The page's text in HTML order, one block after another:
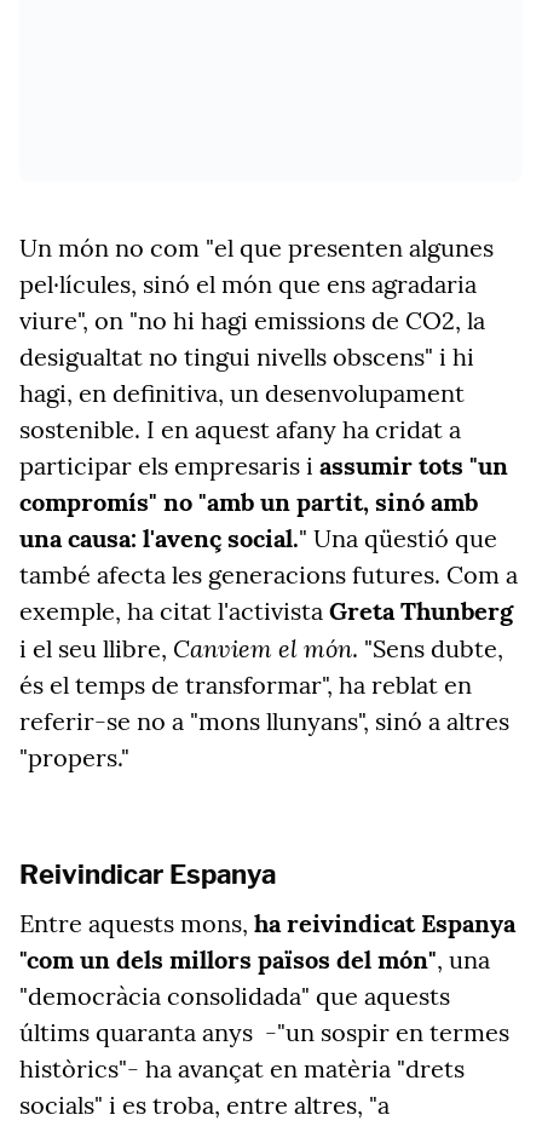
Un món no com "el que presenten algunes
pel·lícules, sinó el món que ens agradaria
viure", on "no hi hagi emissions de CO2, la
desigualtat no tingui nivells obscens" i hi
hagi, en definitiva, un desenvolupament
sostenible. I en aquest afany ha cridat a
participar els empresaris i assumir tots "un
compromís" no "amb un partit, sinó amb
una causa: l'avenç social." Una qüestió que
també afecta les generacions futures. Com a
exemple, ha citat l'activista Greta Thunberg
i el seu llibre, Canviem el món. "Sens dubte,
és el temps de transformar", ha reblat en
referir-se no a "mons llunyans", sinó a altres
"propers."
Reivindicar Espanya
Entre aquests mons, ha reivindicat Espanya
"com un dels millors països del món", una
"democràcia consolidada" que aquests
últims quaranta anys -"un sospir en termes
històrics"- ha avançat en matèria "drets
socials" i es troba, entre altres, "a